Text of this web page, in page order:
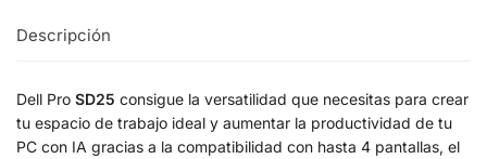
Descripción
Dell Pro SD25 consigue la versatilidad que necesitas para crear
tu espacio de trabajo ideal y aumentar la productividad de tu
PC con IA gracias a la compatibilidad con hasta 4 pantallas, el